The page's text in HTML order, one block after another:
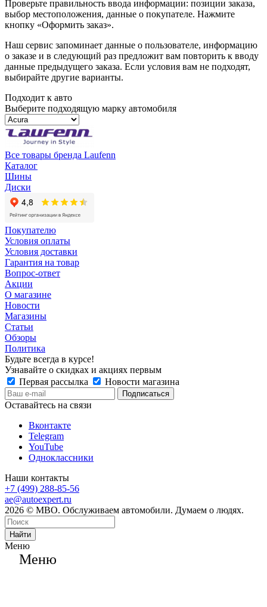
Проверьте правильность ввода информации: позиции заказа,
выбор местоположения, данные о покупателе. Нажмите
кнопку «Оформить заказ».
Наш сервис запоминает данные о пользователе, информацию
о заказе и в следующий раз предложит вам повторить к вводу
данные предыдущего заказа. Если условия вам не подходят,
выбирайте другие варианты.
Подходит к авто
Выберите подходящую марку автомобиля
Все товары бренда Laufenn
Каталог
Шины
Диски
Покупателю
Условия оплаты
Условия доставки
Гарантия на товар
Вопрос-ответ
Акции
О магазине
Новости
Магазины
Статьи
Обзоры
Политика
Будьте всегда в курсе!
Узнавайте о скидках и акциях первым
Первая рассылка
Новости магазина
Оставайтесь на связи
Вконтакте
Telegram
YouTube
Одноклассники
Наши контакты
+7 (499) 288-85-56
ae@autoexpert.ru
2026 © МВО. Обслуживаем автомобили. Думаем о людях.
Найти
Меню
Меню